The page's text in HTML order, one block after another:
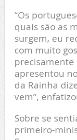
“Os
quais são as
surgem, eu
com muito
precisamente
apresentou
da Rainha
vem”,
Sobre se
primeiro-